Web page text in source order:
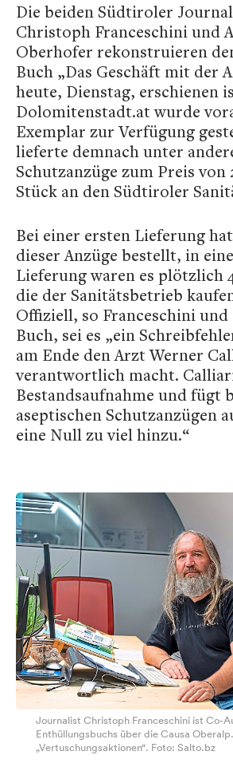
Die beiden Südtiroler
Christoph Franceschini und
Oberhofer rekonstruieren
Buch „Das Geschäft mit der
heute, Dienstag, erschienen
Dolomitenstadt.at wurde
Exemplar zur Verfügung
lieferte demnach unter
Schutzanzüge zum Preis von
Stück an den Südtiroler
Bei einer ersten Lieferung
dieser Anzüge bestellt, in
Lieferung waren es plötzlich
die der Sanitätsbetrieb
Offiziell, so Franceschini
Buch, sei es „ein
am Ende den Arzt Werner
verantwortlich macht.
Bestandsaufnahme und fügt
aseptischen Schutzanzügen
eine Null zu viel hinzu.“
Journalist Christoph Franceschini ist Co-
Enthüllungsbuchs über die Causa
„Vertuschungsaktionen“. Foto: Salto.bz